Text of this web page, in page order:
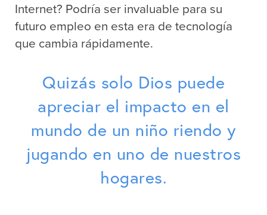
Internet? Podría ser invaluable para su
futuro empleo en esta era de tecnología
que cambia rápidamente.
Quizás solo Dios puede
apreciar el impacto en el
mundo de un niño riendo y
jugando en uno de nuestros
hogares.